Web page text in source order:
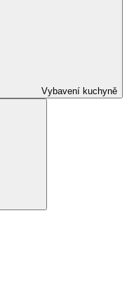
Vybavení kuchyně